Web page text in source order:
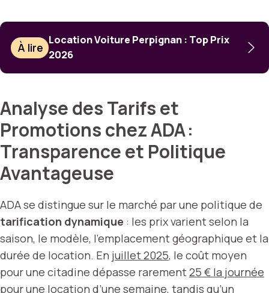
À lire
Location Voiture Perpignan : Top Prix
2026
Analyse des Tarifs et
Promotions chez ADA :
Transparence et Politique
Avantageuse
ADA se distingue sur le marché par une politique de
tarification dynamique : les prix varient selon la
saison, le modèle, l’emplacement géographique et la
durée de location. En juillet 2025, le coût moyen
pour une citadine dépasse rarement25 € la journée
pour une location d’une semaine, tandis qu’un